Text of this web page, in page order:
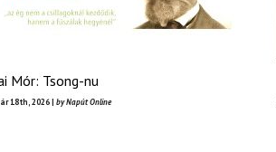
Mór: Tsong-nu
18th, 2026 | by Napút Online